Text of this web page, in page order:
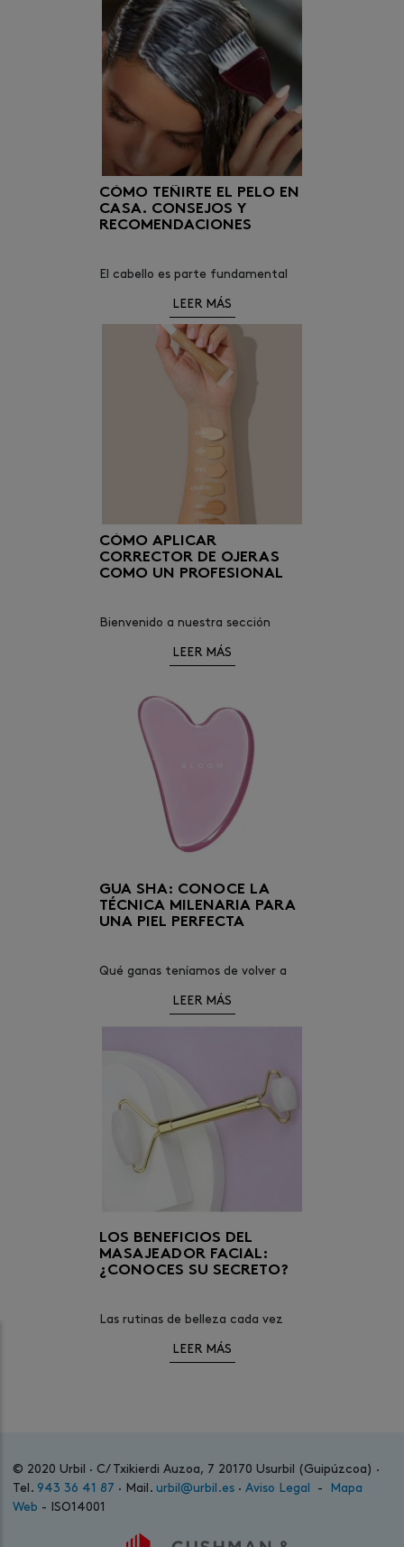
CÓMO TEÑIRTE EL PELO EN
CASA. CONSEJOS Y
RECOMENDACIONES
El cabello es parte fundamental
llegar a definir rasgos de nuestra
personalidad o ayudar a finalizar
un look de boda, bautizo o una
ocasión especial.
LEER MÁS
CÓMO APLICAR
CORRECTOR DE OJERAS
COMO UN PROFESIONAL
Bienvenido a nuestra sección
mostrarte un nuevo consejo de
profesional.
LEER MÁS
GUA SHA: CONOCE LA
TÉCNICA MILENARIA PARA
UNA PIEL PERFECTA
Qué ganas teníamos de volver a
LEER MÁS
LOS BENEFICIOS DEL
MASAJEADOR FACIAL:
¿CONOCES SU SECRETO?
Las rutinas de belleza cada vez
días. Los productos ‘beauty’ se
LEER MÁS
© 2020 Urbil · C/ Txikierdi Auzoa, 7 20170 Usurbil (Guipúzcoa) ·
Tel. 943 36 41 87 · Mail. urbil@urbil.es · Aviso Legal -
Mapa
Web - ISO14001